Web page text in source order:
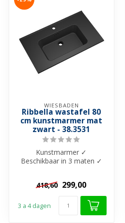
WIESBADEN
Ribbella wastafel 80
cm kunstmarmer mat
zwart - 38.3531
Kunstmarmer ✓
Beschikbaar in 3 maten ✓
418,60 299,00
3 a 4 dagen